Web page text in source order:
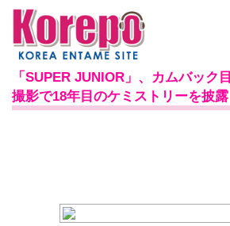
「SUPER JUNIOR」、カムバック
撮影で18年目のケミストリーを披露